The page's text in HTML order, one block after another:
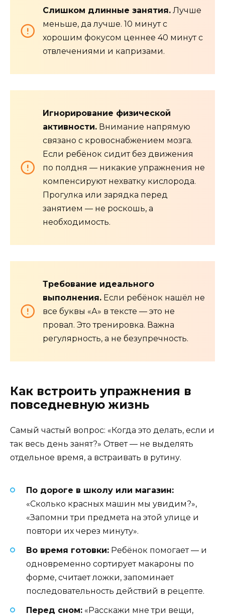
Слишком длинные занятия. Лучше
меньше, да лучше. 10 минут с
хорошим фокусом ценнее 40 минут с
отвлечениями и капризами.
Игнорирование физической
активности. Внимание напрямую
связано с кровоснабжением мозга.
Если ребёнок сидит без движения
по полдня — никакие упражнения не
компенсируют нехватку кислорода.
Прогулка или зарядка перед
занятием — не роскошь, а
необходимость.
Требование идеального
выполнения. Если ребёнок нашёл не
все буквы «А» в тексте — это не
провал. Это тренировка. Важна
регулярность, а не безупречность.
Как встроить упражнения в
повседневную жизнь
Самый частый вопрос: «Когда это делать, если и
так весь день занят?» Ответ — не выделять
отдельное время, а встраивать в рутину.
По дороге в школу или магазин:
«Сколько красных машин мы увидим?»,
«Запомни три предмета на этой улице и
повтори их через минуту».
Во время готовки: Ребёнок помогает — и
одновременно сортирует макароны по
форме, считает ложки, запоминает
последовательность действий в рецепте.
Перед сном: «Расскажи мне три вещи,